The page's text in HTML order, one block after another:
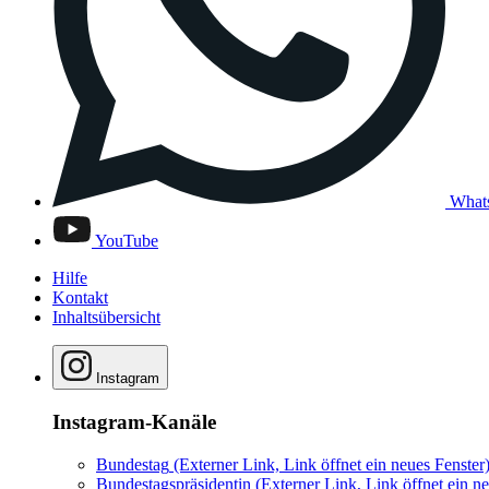
YouTube
Hilfe
Kontakt
Inhaltsübersicht
Instagram
Instagram-Kanäle
Bundestag (Externer Link, Link öffnet ein neues Fenster)
Bundestagspräsidentin (Externer Link, Link öffnet ein